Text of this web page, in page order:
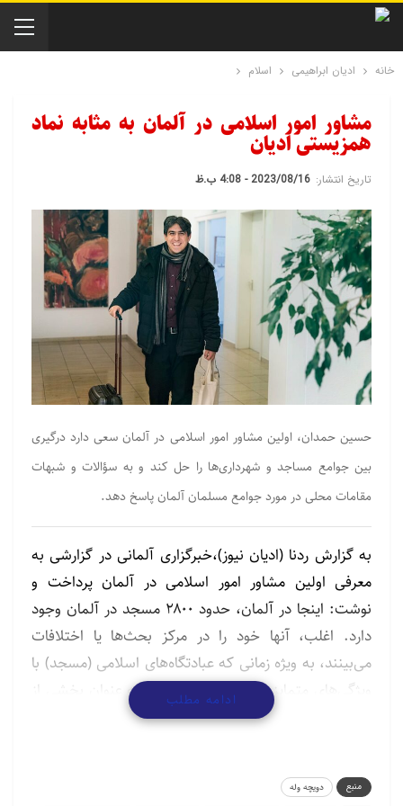
خانه ادیان ابراهیمی اسلام
مشاور امور اسلامی در آلمان به مثابه نماد
همزیستی ادیان
تاریخ انتشار: 2023/08/16 - 4:08 ب.ظ
حسین حمدان، اولین مشاور امور اسلامی در آلمان سعی دارد درگیری
بین جوامع مساجد و شهرداری‌ها را حل کند و به سؤالات و شبهات
مقامات محلی در مورد جوامع مسلمان آلمان پاسخ دهد.
به گزارش ردنا (ادیان نیوز)،خبرگزاری آلمانی در گزارشی به
معرفی اولین مشاور امور اسلامی در آلمان پرداخت و
نوشت: اینجا در آلمان، حدود ۲۸۰۰ مسجد در آلمان وجود
دارد. اغلب، آنها خود را در مرکز بحث‌ها یا اختلافات
می‌بینند، به ویژه زمانی که عبادتگاه‌های اسلامی (مسجد) با
ویژگی‌های متمایز خود مانند مناره بلند، به عنوان بخشی از
منظره شهر ظاهر می‌شوند.
مورد مساجد اعمال می‌شود، اما خیلی از این استانداردها به
ادامه مطلب
منبع
دویچه وله